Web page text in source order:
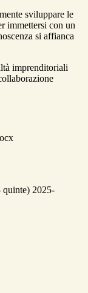
sviluppare le
immettersi con un
si affianca
imprenditoriali
quinte) 2025-